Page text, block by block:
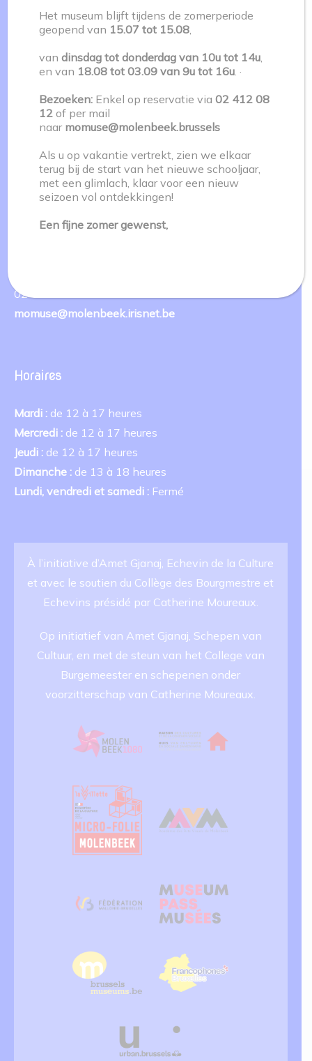
Nos réseaux sociaux
Le MoMuse
Musée communal de Molenbeek Saint-Jean
02 412 08 12
momuse@molenbeek.irisnet.be
Horaires
Mardi : de 12 à 17 heures
Mercredi : de 12 à 17 heures
Jeudi : de 12 à 17 heures
Dimanche : de 13 à 18 heures
Lundi, vendredi et samedi : Fermé
À l’initiative d’Amet Gjanaj, Echevin de la Culture
et avec le soutien du Collège des Bourgmestre et
Echevins présidé par Catherine Moureaux.
Op initiatief van Amet Gjanaj, Schepen van
Cultuur, en met de steun van het College van
Burgemeester en schepenen onder
voorzitterschap van Catherine Moureaux.
Het museum blijft tijdens de zomerperiode
geopend van 15.07 tot 15.08,
vandinsdag tot donderdag van 10u tot 14u,
en van 18.08 tot 03.09 van 9u tot 16u. ·
Bezoeken: Enkel op reservatie via02 412 08
12 of per mail
naar momuse@molenbeek.brussels
Als u op vakantie vertrekt, zien we elkaar
terug bij de start van het nieuwe schooljaar,
met een glimlach, klaar voor een nieuw
seizoen vol ontdekkingen!
Een fijne zomer gewenst,